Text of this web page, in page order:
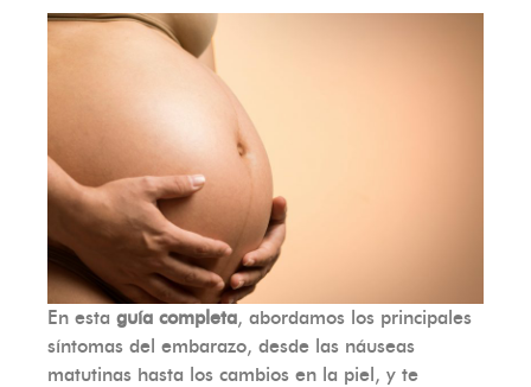
En esta guía completa, abordamos los principales
síntomas del embarazo, desde las náuseas
matutinas hasta los cambios en la piel, y te